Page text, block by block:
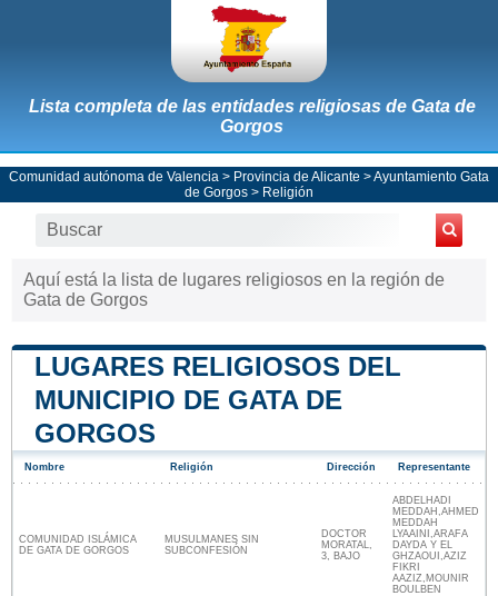
Lista completa de las entidades religiosas de Gata de
Gorgos
Comunidad autónoma de Valencia > Provincia de Alicante >Ayuntamiento Gata
de Gorgos > Religión
Aquí está la lista de lugares religiosos en la región de
Gata de Gorgos
LUGARES RELIGIOSOS DEL
MUNICIPIO DE GATA DE
GORGOS
Nombre Religión Dirección Representante
COMUNIDAD ISLÁMICA
DE GATA DE GORGOS
MUSULMANES SIN
SUBCONFESIÓN
DOCTOR
MORATAL,
3, BAJO
ABDELHADI
MEDDAH,AHMED
MEDDAH
LYAAINI,ARAFA
DAYDA Y EL
GHZAOUI,AZIZ
FIKRI
AAZIZ,MOUNIR
BOULBEN